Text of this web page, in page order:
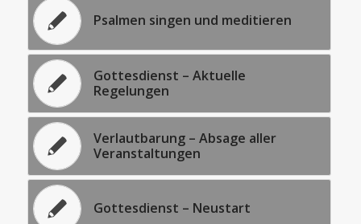
Psalmen singen und meditieren
Gottesdienst – Aktuelle
Regelungen
Verlautbarung – Absage aller
Veranstaltungen
Gottesdienst – Neustart